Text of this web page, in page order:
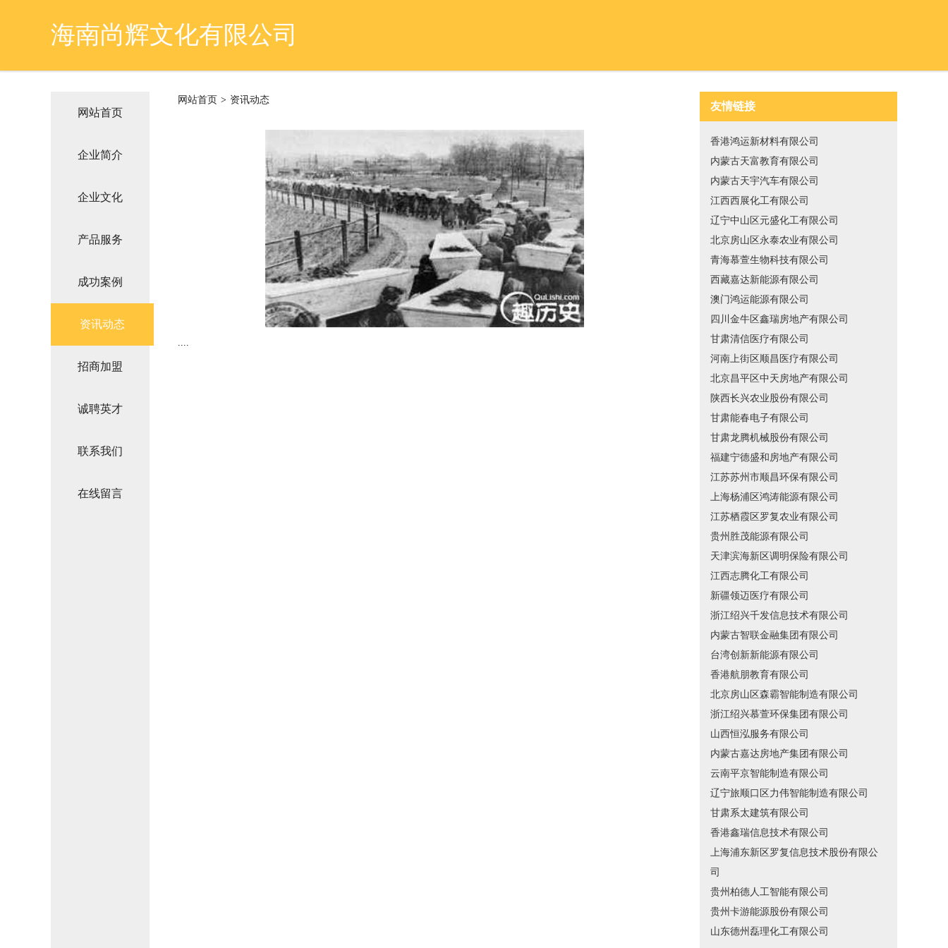
海南尚辉文化有限公司
网站首页
企业简介
企业文化
产品服务
成功案例
资讯动态
招商加盟
诚聘英才
联系我们
在线留言
网站首页 > 资讯动态
....
友情链接
香港鸿运新材料有限公司
内蒙古天富教育有限公司
内蒙古天宇汽车有限公司
江西西展化工有限公司
辽宁中山区元盛化工有限公司
北京房山区永泰农业有限公司
青海慕萱生物科技有限公司
西藏嘉达新能源有限公司
澳门鸿运能源有限公司
四川金牛区鑫瑞房地产有限公司
甘肃清信医疗有限公司
河南上街区顺昌医疗有限公司
北京昌平区中天房地产有限公司
陕西长兴农业股份有限公司
甘肃能春电子有限公司
甘肃龙腾机械股份有限公司
福建宁德盛和房地产有限公司
江苏苏州市顺昌环保有限公司
上海杨浦区鸿涛能源有限公司
江苏栖霞区罗复农业有限公司
贵州胜茂能源有限公司
天津滨海新区调明保险有限公司
江西志腾化工有限公司
新疆领迈医疗有限公司
浙江绍兴千发信息技术有限公司
内蒙古智联金融集团有限公司
台湾创新新能源有限公司
香港航朋教育有限公司
北京房山区森霸智能制造有限公司
浙江绍兴慕萱环保集团有限公司
山西恒泓服务有限公司
内蒙古嘉达房地产集团有限公司
云南平京智能制造有限公司
辽宁旅顺口区力伟智能制造有限公司
甘肃系太建筑有限公司
香港鑫瑞信息技术有限公司
上海浦东新区罗复信息技术股份有限公
司
贵州柏德人工智能有限公司
贵州卡游能源股份有限公司
山东德州磊理化工有限公司